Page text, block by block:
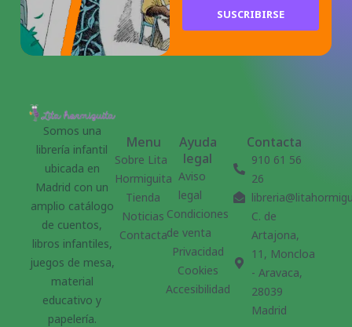
SUSCRIBIRSE
Somos una
librería infantil
ubicada en
Madrid con un
amplio catálogo
de cuentos,
libros infantiles,
juegos de mesa,
material
educativo y
papelería.
Menu
Sobre Lita
Hormiguita
Tienda
Noticias
Contacta
Ayuda
legal
Aviso
legal
Condiciones
de venta
Privacidad
Cookies
Accesibilidad
Contacta
910 61 56
26
C. de
Artajona,
11, Moncloa
- Aravaca,
28039
Madrid